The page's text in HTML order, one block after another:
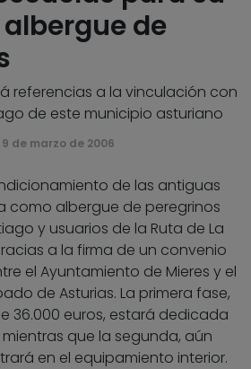
de
referencias a la vinculación con
de este municipio asturiano
9 de marzo de 2006
de las antiguas
como albergue de peregrinos
y usuarios de la Ruta de La
a la firma de un convenio
el Ayuntamiento de Mieres y el
de Asturias. La primera fase,
36.000 euros, estará dedicada
que la segunda, aún
en el equipamiento interior.